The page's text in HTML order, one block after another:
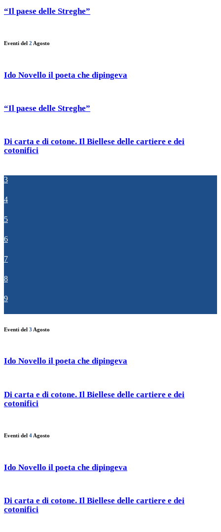
“Il paese delle Streghe”
Eventi del 2 Agosto
Ido Novello il poeta che dipingeva
“Il paese delle Streghe”
Di carta e di cotone. Il Biellese delle cartiere e dei
cotonifici
3
4
5
6
7
8
9
Eventi del 3 Agosto
Ido Novello il poeta che dipingeva
Di carta e di cotone. Il Biellese delle cartiere e dei
cotonifici
Eventi del 4 Agosto
Ido Novello il poeta che dipingeva
Di carta e di cotone. Il Biellese delle cartiere e dei
cotonifici